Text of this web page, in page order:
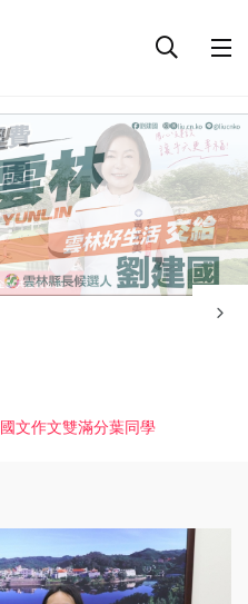
文作文雙滿分葉同學